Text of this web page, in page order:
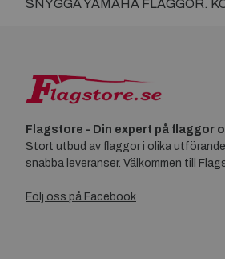
SNYGGA YAMAHA FLAGGOR.
Flagstore - Din expert på flaggor
Stort utbud av flaggor i olika
snabba leveranser. Välkommen till
Följ oss på Facebook